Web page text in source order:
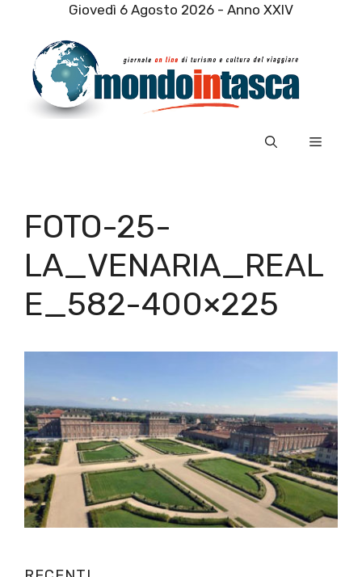
contenuto
Giovedì 6 Agosto 2026 - Anno XXIV
Menu
FOTO-25-
LA_VENARIA_REAL
E_582-400×225